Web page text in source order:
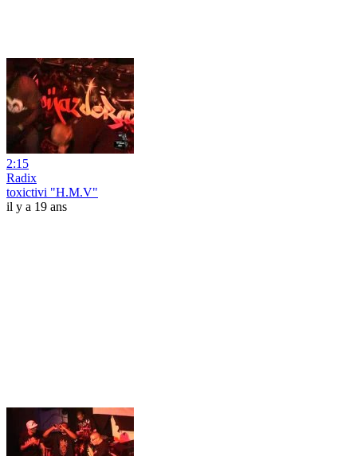
2:15
Radix
toxictivi "H.M.V"
il y a 19 ans